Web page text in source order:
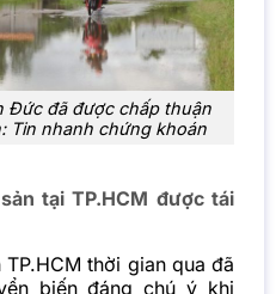
Đức đã được chấp thuận
Tin nhanh chứng khoán
tại TP.HCM được tái
thời gian qua đã
biến đáng chú ý khi